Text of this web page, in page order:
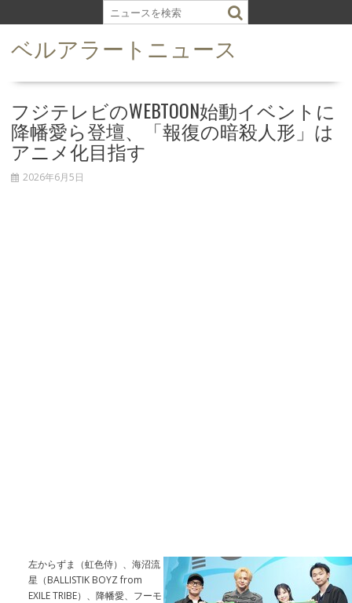
k
ベルアラートニュース
フジテレビのWEBTOON始動イベントに
降幡愛ら登壇、「報復の暗殺人形」は
アニメ化目指す
2026年6月5日
左からずま（虹色侍）、海沼流
星（BALLISTIK BOYZ from
EXILE TRIBE）、降幡愛、フーモ